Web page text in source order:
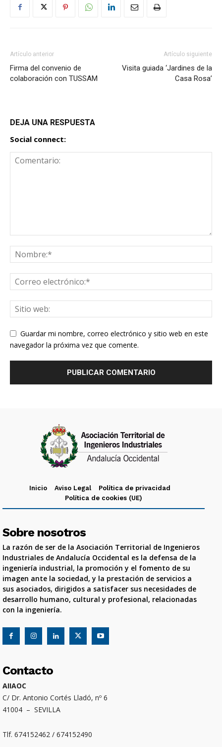
Artículo anterior
Firma del convenio de
colaboración con TUSSAM
Artículo siguiente
Visita guiada ‘Jardines de la
Casa Rosa’
DEJA UNA RESPUESTA
Social connect:
Guardar mi nombre, correo electrónico y sitio web en este
navegador la próxima vez que comente.
Inicio Aviso Legal
Política de privacidad
Política de cookies (UE)
Sobre nosotros
La razón de ser de la Asociación Territorial de Ingenieros
Industriales de Andalucía Occidental es la defensa de la
ingeniería industrial, la promoción y el fomento de su
imagen ante la sociedad, y la prestación de servicios a
sus asociados, dirigidos a satisfacer sus necesidades de
desarrollo humano, cultural y profesional, relacionadas
con la ingeniería.
Contacto
AIIAOC
C/ Dr. Antonio Cortés Lladó, nº 6
41004 – SEVILLA
Tlf. 674152462 / 674152490